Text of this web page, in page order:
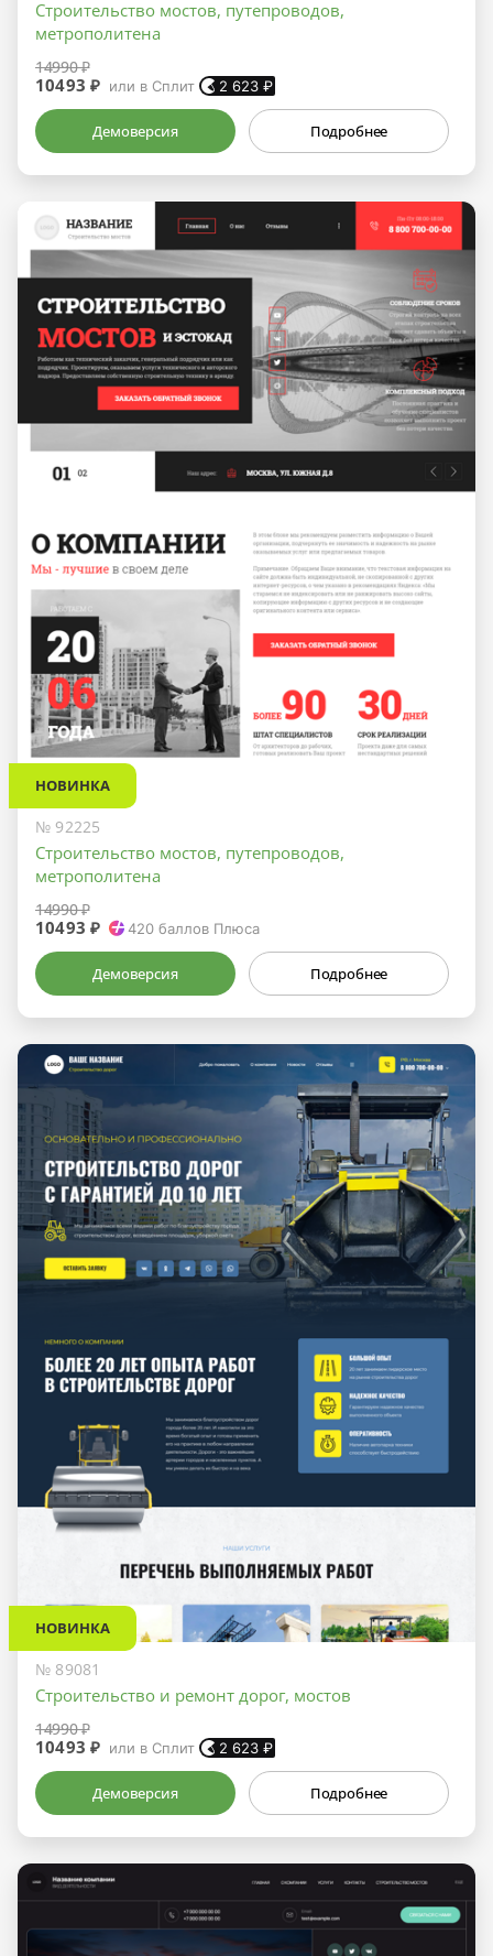
Строительство мостов, путепроводов,
метрополитена
14990 ₽
10493 ₽ или в Сплит 2 623 ₽
Демоверсия Подробнее
НОВИНКА
№ 92225
Строительство мостов, путепроводов,
метрополитена
14990 ₽
10493 ₽ 420 баллов Плюса
Демоверсия Подробнее
НОВИНКА
№ 89081
Строительство и ремонт дорог, мостов
14990 ₽
10493 ₽ или в Сплит 2 623 ₽
Демоверсия Подробнее